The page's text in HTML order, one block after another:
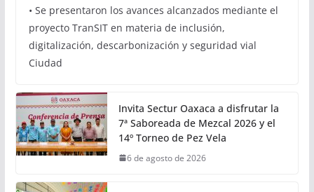
movilidad con innovación,
inclusión y sostenibilidad:
Semovi
6 de agosto de 2026
• Se presentaron los avances alcanzados mediante el
proyecto TranSIT en materia de inclusión,
digitalización, descarbonización y seguridad vial